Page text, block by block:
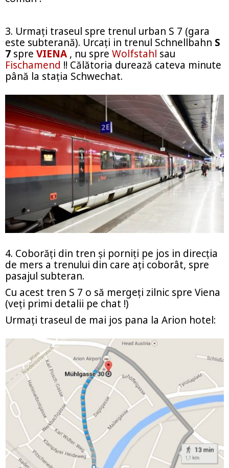
3. Urmaţi traseul spre trenul urban S 7 (gara
este subterană). Urcaţi in trenul Schnellbahn S
7 spre VIENA , nu spre Wolfstahl sau
Fischamend !! Călătoria durează cateva minute
până la staţia Schwechat.
4. Coborăţi din tren şi porniţi pe jos in direcţia
de mers a trenului din care aţi coborât, spre
pasajul subteran.
Cu acest tren S 7 o să mergeţi zilnic spre Viena
(veţi primi detalii pe chat !)
Urmaţi traseul de mai jos pana la Arion hotel: